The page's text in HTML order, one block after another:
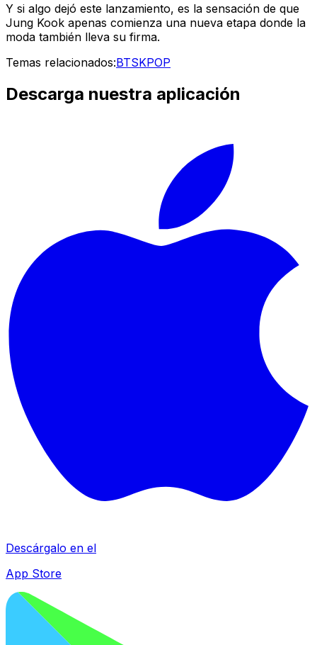
Y si algo dejó este lanzamiento, es la sensación de que
Jung Kook apenas comienza una nueva etapa donde la
moda también lleva su firma.
Temas relacionados:BTSKPOP
Descarga nuestra aplicación
Descárgalo en el
App Store